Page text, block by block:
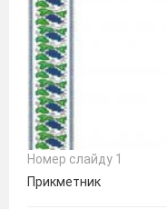
Номер слайду 1
Прикметник